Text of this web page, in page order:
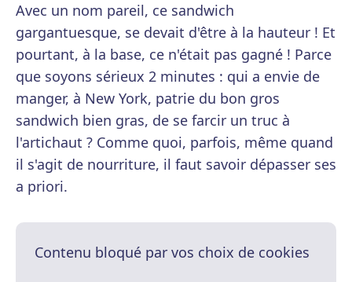
Avec un nom pareil, ce sandwich
gargantuesque, se devait d'être à la hauteur ! Et
pourtant, à la base, ce n'était pas gagné ! Parce
que soyons sérieux 2 minutes : qui a envie de
manger, à New York, patrie du bon gros
sandwich bien gras, de se farcir un truc à
l'artichaut ? Comme quoi, parfois, même quand
il s'agit de nourriture, il faut savoir dépasser ses
a priori.
Contenu bloqué par vos choix de cookies